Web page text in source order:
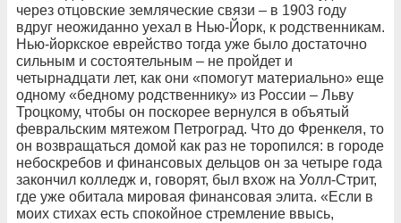
через отцовские земляческие связи – в 1903 году
вдруг неожиданно уехал в Нью-Йорк, к родственникам.
Нью-йоркское еврейство тогда уже было достаточно
сильным и состоятельным – не пройдет и
четырнадцати лет, как они «помогут материально» еще
одному «бедному родственнику» из России – Льву
Троцкому, чтобы он поскорее вернулся в объятый
февральским мятежом Петроград. Что до Френкеля, то
он возвращаться домой как раз не торопился: в городе
небоскребов и финансовых дельцов он за четыре года
закончил колледж и, говорят, был вхож на Уолл-Стрит,
где уже обитала мировая финансовая элита. «Если в
моих стихах есть спокойное стремление ввысь,